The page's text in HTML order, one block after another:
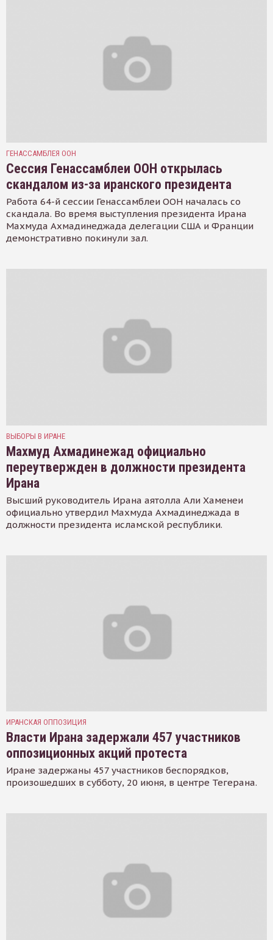
ГЕНАССАМБЛЕЯ ООН
Сессия Генассамблеи ООН открылась
скандалом из-за иранского президента
Работа 64-й сессии Генассамблеи ООН началась со
скандала. Во время выступления президента Ирана
Махмуда Ахмадинеджада делегации США и Франции
демонстративно покинули зал.
ВЫБОРЫ В ИРАНЕ
Махмуд Ахмадинежад официально
переутвержден в должности президента
Ирана
Высший руководитель Ирана аятолла Али Хаменеи
официально утвердил Махмуда Ахмадинеджада в
должности президента исламской республики.
ИРАНСКАЯ ОППОЗИЦИЯ
Власти Ирана задержали 457 участников
оппозиционных акций протеста
Иране задержаны 457 участников беспорядков,
произошедших в субботу, 20 июня, в центре Тегерана.